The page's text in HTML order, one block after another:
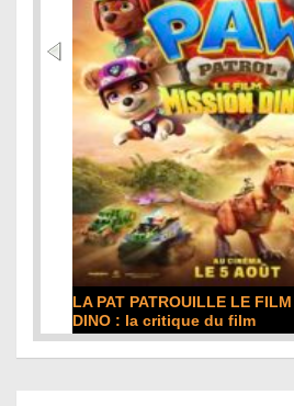
LA PAT PATROUILLE LE
DINO : la critique du film